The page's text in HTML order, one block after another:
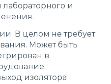
и
В целом не требует
Может быть
в
изолятора